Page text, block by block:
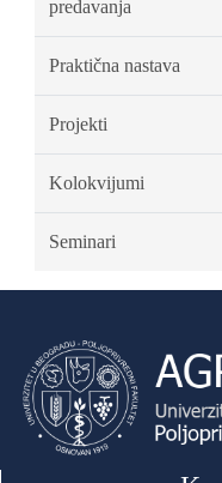
predavanja
Praktična nastava
Projekti
Kolokvijumi
Seminari